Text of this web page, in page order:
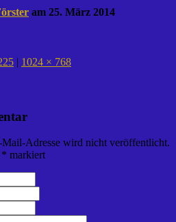
am 25. März 2014
| 1024 × 768
Adresse wird nicht veröffentlicht.
* markiert